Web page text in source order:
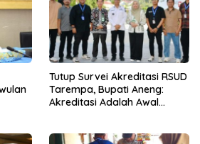
Tutup Survei Akreditasi RSUD
Tarempa, Bupati Aneng:
Akreditasi Adalah Awal